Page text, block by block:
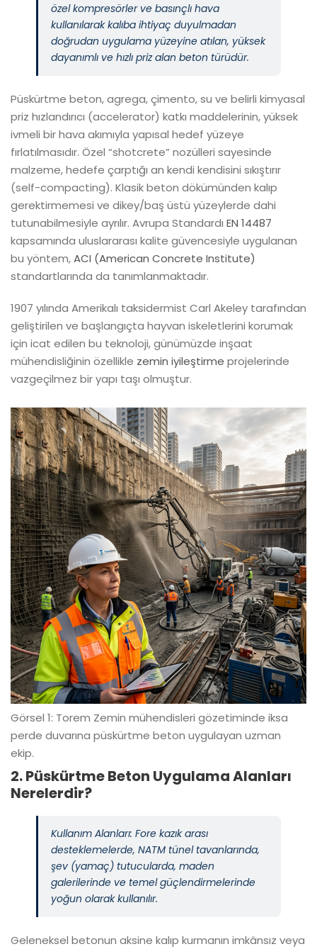
özel kompresörler ve basınçlı hava
kullanılarak kalıba ihtiyaç duyulmadan
doğrudan uygulama yüzeyine atılan, yüksek
dayanımlı ve hızlı priz alan beton türüdür.
Püskürtme beton, agrega, çimento, su ve belirli kimyasal
priz hızlandırıcı (accelerator) katkı maddelerinin, yüksek
ivmeli bir hava akımıyla yapısal hedef yüzeye
fırlatılmasıdır. Özel “shotcrete” nozülleri sayesinde
malzeme, hedefe çarptığı an kendi kendisini sıkıştırır
(self-compacting). Klasik beton dökümünden kalıp
gerektirmemesi ve dikey/baş üstü yüzeylerde dahi
tutunabilmesiyle ayrılır. Avrupa Standardı EN 14487
kapsamında uluslararası kalite güvencesiyle uygulanan
bu yöntem,ACI (American Concrete Institute)
standartlarında da tanımlanmaktadır.
1907 yılında Amerikalı taksidermist Carl Akeley tarafından
geliştirilen ve başlangıçta hayvan iskeletlerini korumak
için icat edilen bu teknoloji, günümüzde inşaat
mühendisliğinin özellikle zemin iyileştirme projelerinde
vazgeçilmez bir yapı taşı olmuştur.
Görsel 1: Torem Zemin mühendisleri gözetiminde iksa
perde duvarına püskürtme beton uygulayan uzman
ekip.
2. Püskürtme Beton Uygulama Alanları
Nerelerdir?
Kullanım Alanları: Fore kazık arası
desteklemelerde, NATM tünel tavanlarında,
şev (yamaç) tutucularda, maden
galerilerinde ve temel güçlendirmelerinde
yoğun olarak kullanılır.
Geleneksel betonun aksine kalıp kurmanın imkânsız veya